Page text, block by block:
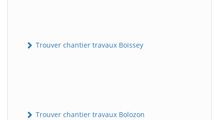
Trouver chantier travaux Boissey
Trouver chantier travaux Bolozon